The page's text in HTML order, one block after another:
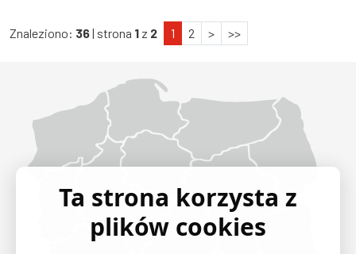
Znaleziono: 36| strona 1 z 2 1 2 > >>
Ta strona korzysta z
plików cookies